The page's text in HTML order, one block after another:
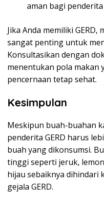
aman bagi penderita
Jika Anda memiliki
sangat penting untuk
Konsultasikan dengan
menentukan pola makan
pencernaan tetap sehat.
Kesimpulan
Meskipun buah-buahan
penderita GERD harus
buah yang dikonsumsi.
tinggi seperti jeruk,
hijau sebaiknya dihindari
gejala GERD.